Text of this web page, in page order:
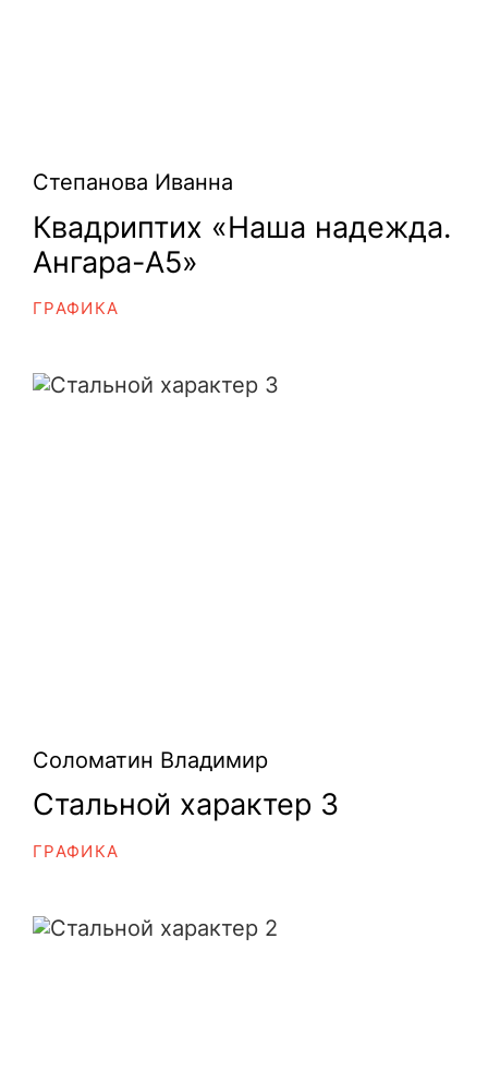
Степанова Иванна
Квадриптих «Наша надежда.
Ангара-А5»
ГРАФИКА
Стальной характер 3
Соломатин Владимир
Стальной характер 3
ГРАФИКА
Стальной характер 2